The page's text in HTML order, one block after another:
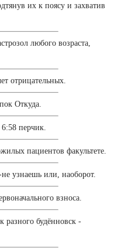
их к поясу и захватив
любого возраста,
отрицательных.
Откуда.
перчик.
пациентов факультете.
узнаешь или, наоборот.
взноса.
будённовск -